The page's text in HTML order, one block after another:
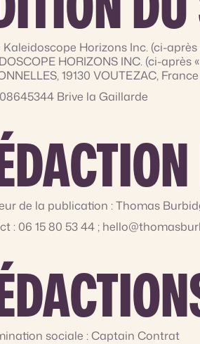
Kaleidoscope Horizons Inc. (ci-
HORIZONS INC. (ci-après
19130 VOUTEZAC,
Brive la Gaillarde
de la publication : Thomas
: 06 15 80 53 44 ;
sociale : Captain Contrat